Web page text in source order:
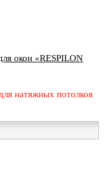
окон «RESPILON
натяжных потолков